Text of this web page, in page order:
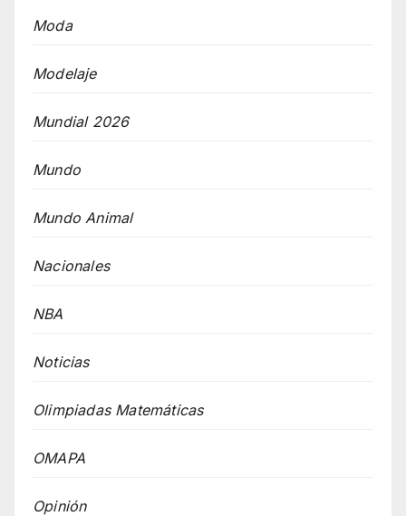
Moda
Modelaje
Mundial 2026
Mundo
Mundo Animal
Nacionales
NBA
Noticias
Olimpiadas Matemáticas
OMAPA
Opinión